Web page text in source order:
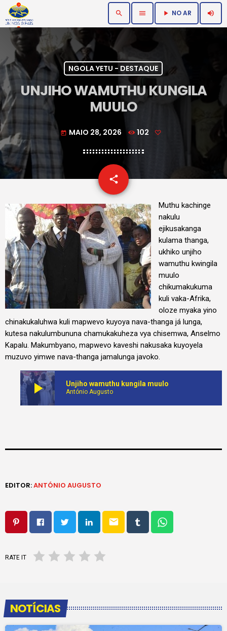
search menu play_arrow NO AR volume_up
NGOLA YETU - DESTAQUE
UNJIHO WAMUTHU KUNGILA
MUULO
today MAIO 28, 2026 102
share
email
Muthu kachinge
nakulu
ejikusakanga
kulama thanga,
ukhiko unjiho
wamuthu kwingila
muulo
chikumakukuma
kuli vaka-Afrika,
oloze myaka yino
chinakukaluhwa kuli mapwevo kuyoya nava-thanga já lunga,
kutesa nakulumbununa chamukakuheza vya chisemwa, Anselmo
Kapalu. Makumbyano, mapwevo kaveshi nakusaka kuyoyela
muzuvo yimwe nava-thanga jamalunga javoko.
play_arrow Unjiho wamuthu kungila muulo
António Augusto
EDITOR:ANTÓNIO AUGUSTO
email
RATE IT
NOTÍCIAS